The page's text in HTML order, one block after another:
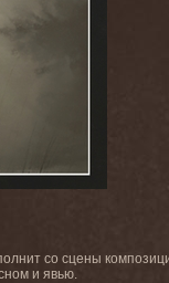
со сцены
и явью.